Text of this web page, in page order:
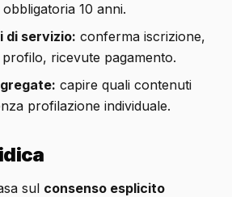
10 anni.
di servizio: conferma iscrizione,
ricevute pagamento.
capire quali contenuti
profilazione individuale.
sul consenso esplicito